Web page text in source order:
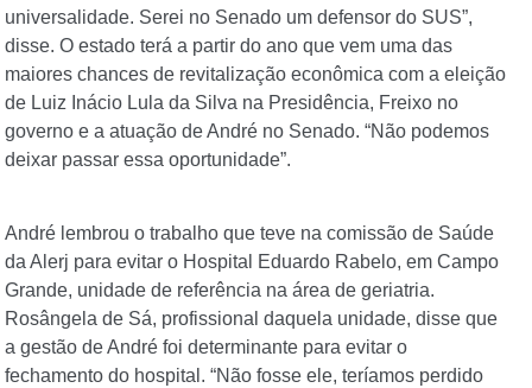
universalidade. Serei no Senado um defensor do SUS”,
disse. O estado terá a partir do ano que vem uma das
maiores chances de revitalização econômica com a eleição
de Luiz Inácio Lula da Silva na Presidência, Freixo no
governo e a atuação de André no Senado. “Não podemos
deixar passar essa oportunidade”.
André lembrou o trabalho que teve na comissão de Saúde
da Alerj para evitar o Hospital Eduardo Rabelo, em Campo
Grande, unidade de referência na área de geriatria.
Rosângela de Sá, profissional daquela unidade, disse que
a gestão de André foi determinante para evitar o
fechamento do hospital. “Não fosse ele, teríamos perdido